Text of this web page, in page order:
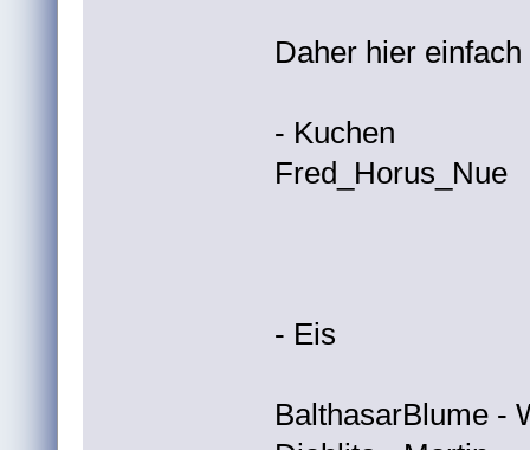
Daher hier
- Kuchen
Fred_Horus_Nue
- Eis
BalthasarBlume -